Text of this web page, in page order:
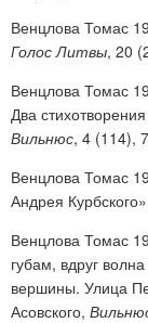
Венцлова Томас
Голос Литвы, 20
Венцлова Томас
Два
Вильнюс, 4 (114),
Венцлова Томас
Андрея
Венцлова Томас
губам, вдруг
вершины. Улица
Асовского,